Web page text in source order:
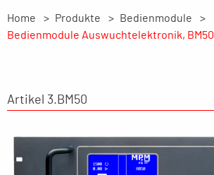
Home Produkte
Bedienmodule
Bedienmodule Auswuchtelektronik, BM50
Artikel 3.BM50